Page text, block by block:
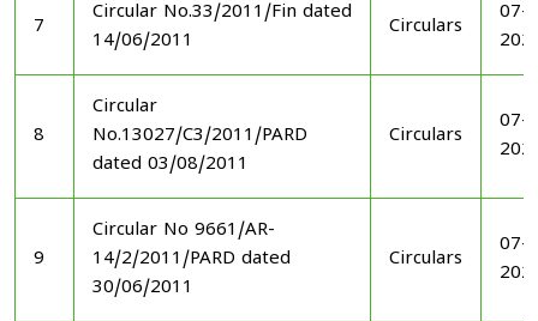
7
Circular No.33/2011/Fin dated
14/06/2011
Circulars
07-
8
Circular
No.13027/C3/2011/PARD
dated 03/08/2011
Circulars
07-
9
Circular No 9661/AR-
14/2/2011/PARD dated
30/06/2011
Circulars
07-